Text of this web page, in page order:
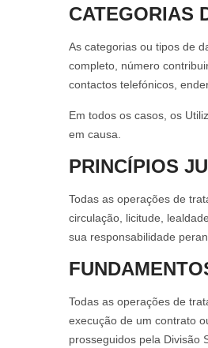
CATEGORIAS
As categorias ou tipos de
completo, número
contactos telefónicos,
Em todos os casos, os
em causa.
PRINCÍPIOS
Todas as operações de
circulação, licitude,
sua responsabilidade
Todas as operações de
execução de um contrato
prosseguidos pela Divisão